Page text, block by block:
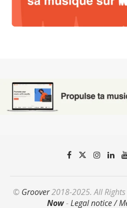
© Groover2018-2025. All Rights
Now-Legal notice /